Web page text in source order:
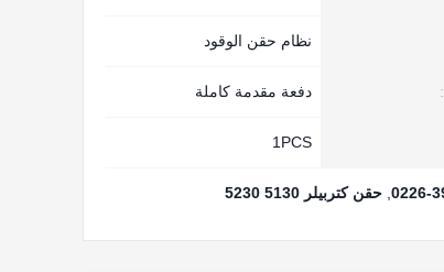
نظام حقن الوقود
دفعة مقدمة كاملة
1PСS
حقن كتربيلر 5130 5230